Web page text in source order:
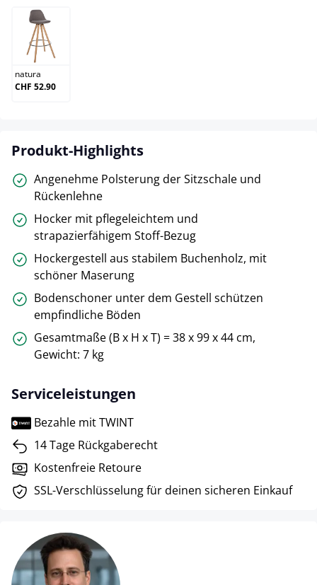
natura
natura
CHF 52.90
Produkt-Highlights
Angenehme Polsterung der Sitzschale und
Rückenlehne
Hocker mit pflegeleichtem und
strapazierfähigem Stoff-Bezug
Hockergestell aus stabilem Buchenholz, mit
schöner Maserung
Bodenschoner unter dem Gestell schützen
empfindliche Böden
Gesamtmaße (B x H x T) = 38 x 99 x 44 cm,
Gewicht: 7 kg
Serviceleistungen
Bezahle mit TWINT
14 Tage Rückgaberecht
Kostenfreie Retoure
SSL-Verschlüsselung für deinen sicheren Einkauf